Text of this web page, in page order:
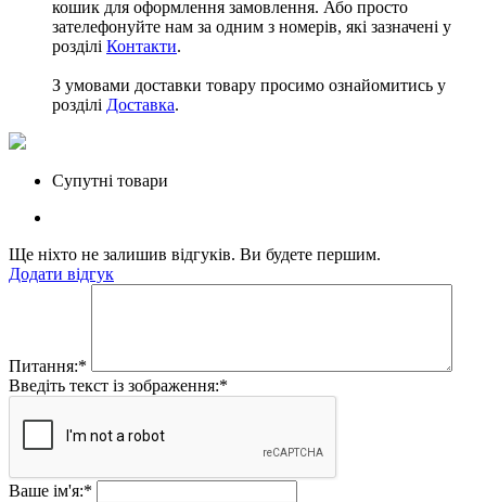
кошик для оформлення замовлення. Або просто
зателефонуйте нам за одним з номерів, які зазначені у
розділі Контакти.
З умовами доставки товару просимо ознайомитись у
розділі Доставка.
Супутні товари
Ще ніхто не залишив відгуків. Ви будете першим.
Додати відгук
Питання:*
Введіть текст із зображення:*
Ваше ім'я:*